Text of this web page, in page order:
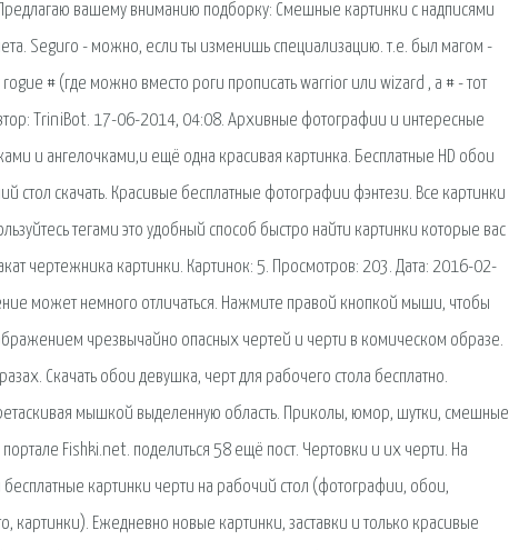
вашему вниманию подборку: Смешные картинки с надписями
Seguro - можно, если ты изменишь специализацию. т.е. был магом -
# (где можно вместо роги прописать warrior или wizard , а # - тот
TriniBot. 17-06-2014, 04:08. Архивные фотографии и интересные
и ангелочками,и ещё одна красивая картинка. Бесплатные HD обои
стол скачать. Красивые бесплатные фотографии фэнтези. Все картинки
тегами это удобный способ быстро найти картинки которые вас
чертежника картинки. Картинок: 5. Просмотров: 203. Дата: 2016-02-
может немного отличаться. Нажмите правой кнопкой мыши, чтобы
чрезвычайно опасных чертей и черти в комическом образе.
Скачать обои девушка, черт для рабочего стола бесплатно.
мышкой выделенную область. Приколы, юмор, шутки, смешные
Fishki.net. поделиться 58 ещё пост. Чертовки и их черти. На
картинки черти на рабочий стол (фотографии, обои,
картинки). Ежедневно новые картинки, заставки и только красивые